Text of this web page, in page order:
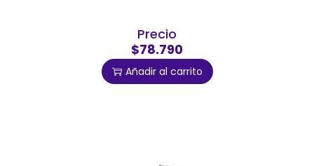
Precio
$78.790
Añadir al carrito